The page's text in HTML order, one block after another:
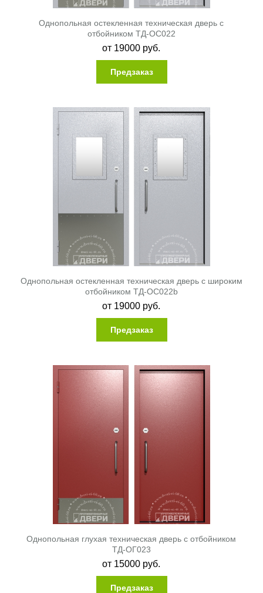
Однопольная остекленная техническая дверь с
отбойником ТД-ОС022
от 19000 руб.
Предзаказ
Однопольная остекленная техническая дверь с широким
отбойником ТД-ОС022b
от 19000 руб.
Предзаказ
Однопольная глухая техническая дверь с отбойником
ТД-ОГ023
от 15000 руб.
Предзаказ